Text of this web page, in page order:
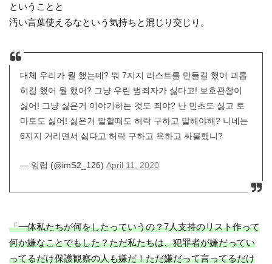
ということと
汚い言葉使えるなという気持ちと混じり交じり。
대체 우리가 뭘 했는데? 뭐 7지지 리스트를 만들길 했어 괴롭
히길 했어 뭘 했어? 그냥 우린 범죄자가 싫다고! 보호관찰이
싫어! 그냥 싫은거 이야기하는 것도 죄야? 난 민초도 싫고 토
마토도 싫어! 싫은거 말할때도 허락 구하고 말해야해? 니네는
6지지 거리면서 싫다고 허락 구하고 욕하고 싸불했니?
— 임럽 (@imS2_126) April 11, 2020
「一体私たちが何をしたっていうの？7人支持のリスト作って
何か嫌なことでもした？ただ私たちは、犯罪者が嫌だってい
ってるだけ保護観察の人も嫌だ！ただ嫌だって言ってるだけ